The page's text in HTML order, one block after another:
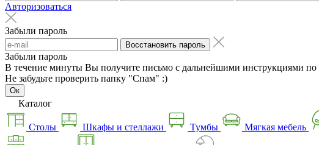
Авторизоваться
Забыли пароль
Восстановить пароль
Забыли пароль
В течение минуты Вы получите письмо с дальнейшими инструкциями по
Не забудьте проверить папку "Спам" :)
Ок
Каталог
Столы Шкафы и стеллажи Тумбы Мягкая мебель